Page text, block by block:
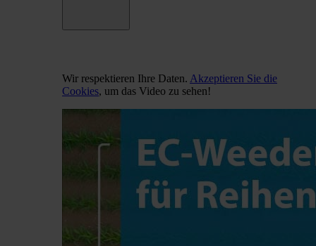
Wir respektieren Ihre Daten. Akzeptieren Sie die
Cookies, um das Video zu sehen!